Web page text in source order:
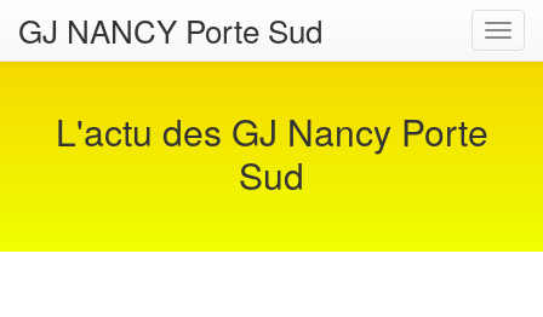
GJ NANCY Porte Sud
L'actu des GJ Nancy Porte
Sud